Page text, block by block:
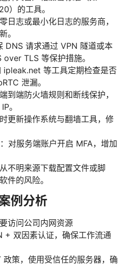
）的工具。
日志或最小化日志的服务商，
。
DNS 请求通过 VPN 隧道或本
TLS 等保护措施。
ipleak.net 等工具定期检查是否
泄漏。
到端防火墙规则和断线保护，
。
更新操作系统与翻墙工具，修
对服务端账户开启 MFA，增加
不明来源下载配置文件或脚
件的风险。
例分析
访问公司内网资源
+ 双因素认证，确保工作流通
策，使用受信任的服务器，确